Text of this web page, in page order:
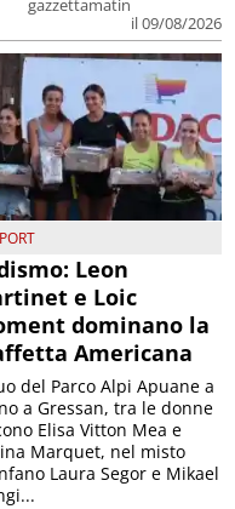
il 09/08/2026
Leon
e Loic
dominano la
Americana
del Parco Alpi Apuane a
a Gressan, tra le donne
Elisa Vitton Mea e
Marquet, nel misto
Laura Segor e Mikael